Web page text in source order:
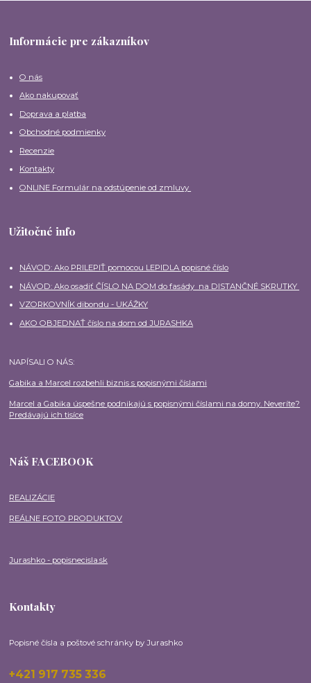
Informácie pre zákazníkov
O nás
Ako nakupovať
Doprava a platba
Obchodné podmienky
Recenzie
Kontakty
ONLINE Formulár na odstúpenie od zmluvy
Užitočné info
NÁVOD: Ako PRILEPIŤ pomocou LEPIDLA popisné číslo
NÁVOD: Ako osadiť ČÍSLO NA DOM do fasády na DISTANČNÉ SKRUTKY
VZORKOVNÍK dibondu - UKÁŽKY
AKO OBJEDNAŤ číslo na dom od JURASHKA
NAPÍSALI O NÁS:
Gabika a Marcel rozbehli biznis s popisnými číslami
Marcel a Gabika úspešne podnikajú s popisnými číslami na domy. Neveríte?
Predávajú ich tisíce
Náš FACEBOOK
REALIZÁCIE
REÁLNE FOTO PRODUKTOV
Jurashko - popisnecisla.sk
Kontakty
Popisné čísla a poštové schránky by Jurashko
+421 917 735 336